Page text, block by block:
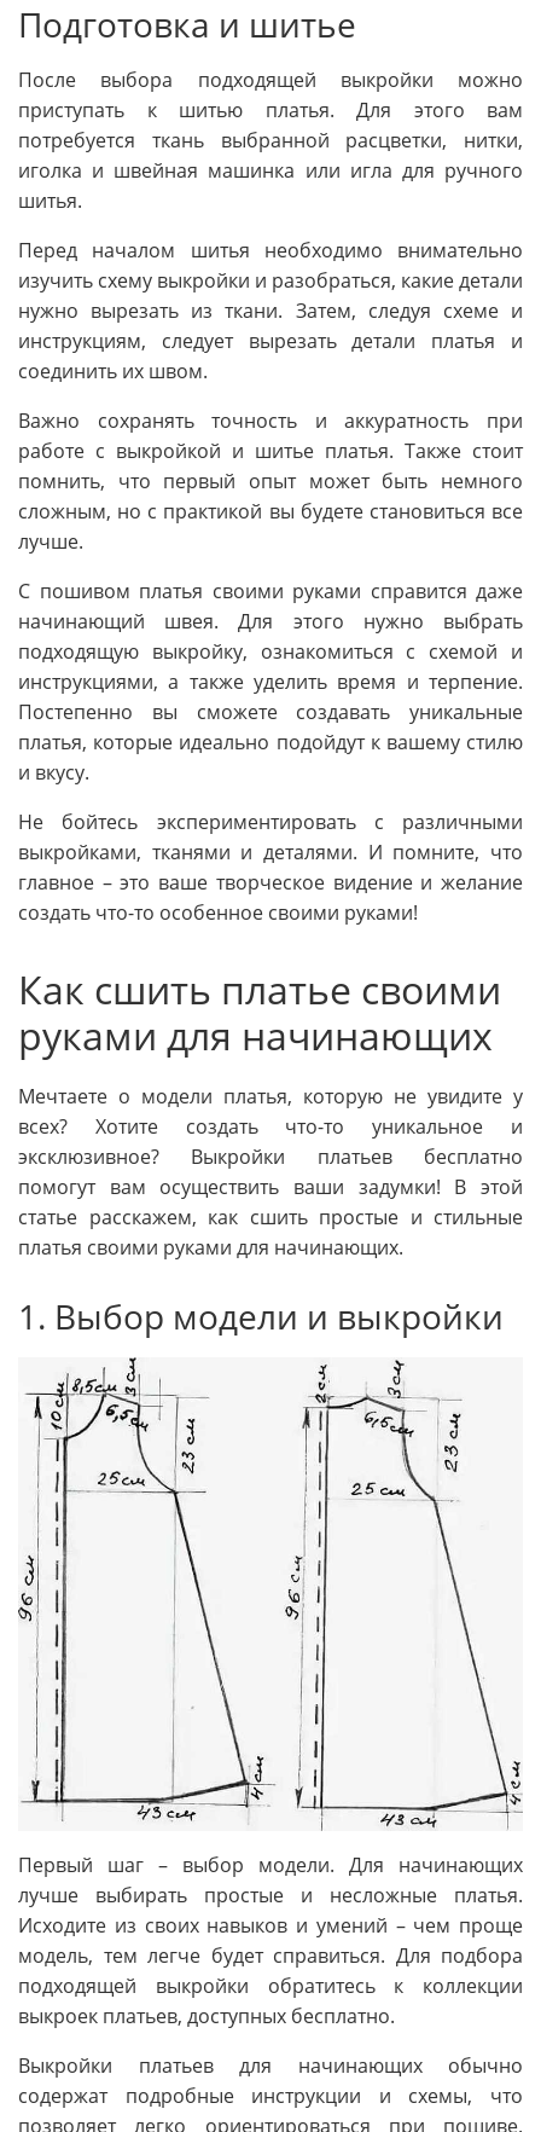
Подготовка и шитье
После выбора подходящей выкройки можно
приступать к шитью платья. Для этого вам
потребуется ткань выбранной расцветки, нитки,
иголка и швейная машинка или игла для ручного
шитья.
Перед началом шитья необходимо внимательно
изучить схему выкройки и разобраться, какие детали
нужно вырезать из ткани. Затем, следуя схеме и
инструкциям, следует вырезать детали платья и
соединить их швом.
Важно сохранять точность и аккуратность при
работе с выкройкой и шитье платья. Также стоит
помнить, что первый опыт может быть немного
сложным, но с практикой вы будете становиться все
лучше.
С пошивом платья своими руками справится даже
начинающий швея. Для этого нужно выбрать
подходящую выкройку, ознакомиться с схемой и
инструкциями, а также уделить время и терпение.
Постепенно вы сможете создавать уникальные
платья, которые идеально подойдут к вашему стилю
и вкусу.
Не бойтесь экспериментировать с различными
выкройками, тканями и деталями. И помните, что
главное – это ваше творческое видение и желание
создать что-то особенное своими руками!
Как сшить платье своими
руками для начинающих
Мечтаете о модели платья, которую не увидите у
всех? Хотите создать что-то уникальное и
эксклюзивное? Выкройки платьев бесплатно
помогут вам осуществить ваши задумки! В этой
статье расскажем, как сшить простые и стильные
платья своими руками для начинающих.
1. Выбор модели и выкройки
Первый шаг – выбор модели. Для начинающих
лучше выбирать простые и несложные платья.
Исходите из своих навыков и умений – чем проще
модель, тем легче будет справиться. Для подбора
подходящей выкройки обратитесь к коллекции
выкроек платьев, доступных бесплатно.
Выкройки платьев для начинающих обычно
содержат подробные инструкции и схемы, что
позволяет легко ориентироваться при пошиве.